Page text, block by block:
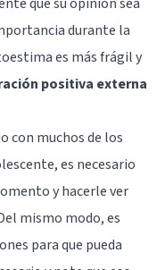
que su opinión sea
durante la
es más frágil y
positiva externa
con muchos de los
es necesario
y hacerle ver
mismo modo, es
para que pueda